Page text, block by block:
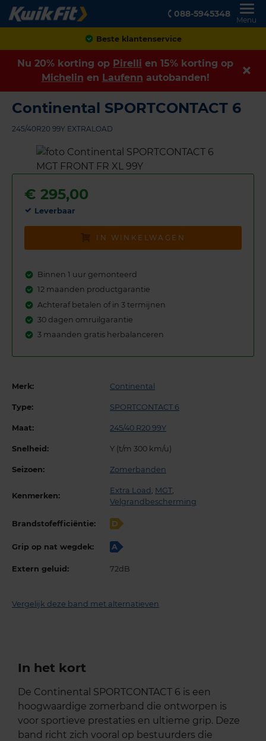
088-5945348
Menu
Achteraf betalen
Nu 20% korting op Pirelli en 15% korting op
Michelin en Laufenn autobanden!
Continental SPORTCONTACT 6
245/40R20 99Y EXTRALOAD
€ 295,00
Leverbaar
IN WINKELWAGEN
Binnen 1 uur gemonteerd
12 maanden productgarantie
Achteraf betalen of in 3 termijnen
30 dagen omruilgarantie
3 maanden gratis herbalanceren
Merk: Continental
Type: SPORTCONTACT 6
Maat: 245/40 R20 99Y
Snelheid: Y (t/m 300 km/u)
Seizoen: Zomerbanden
Kenmerken:
Extra Load MGT
Velgrandbescherming
Brandstofefficiëntie: D
Grip op nat wegdek: A
Extern geluid: 72dB
Vergelijk deze band met alternatieven
In het kort
De Continental SPORTCONTACT 6 is een
hoogwaardige zomerband die ontworpen is
voor sportieve prestaties en ultieme grip. Deze
band richt zich vooral op bestuurders die